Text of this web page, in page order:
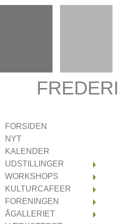
FORSIDEN
NYT
KALENDER
UDSTILLINGER
Udstillinger 2024
Udstillinger 2023
Udstillinger 2021
Udstillinger 2020
WORKSHOPS
CROQUIS
KULTURCAFEER
Kulturcaféer 2024
Kulturcaféer 2021
FORENINGEN
Bestyrelsen 2024
ÅGALLERIET